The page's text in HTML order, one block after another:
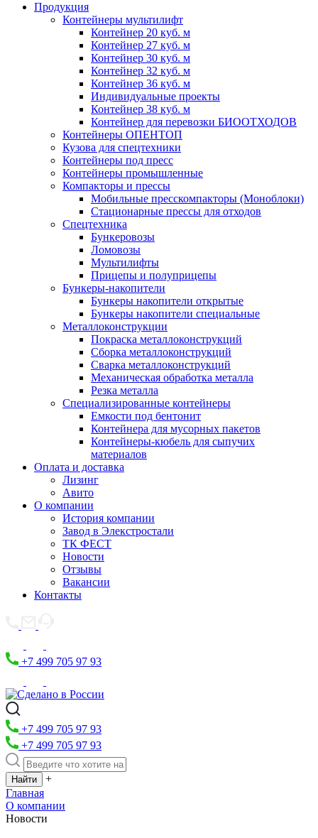
Продукция
Контейнеры мультилифт
Контейнер 20 куб. м
Контейнер 27 куб. м
Контейнер 30 куб. м
Контейнер 32 куб. м
Контейнер 36 куб. м
Индивидуальные проекты
Контейнер 38 куб. м
Контейнер для перевозки БИООТХОДОВ
Контейнеры ОПЕНТОП
Кузова для спецтехники
Контейнеры под пресс
Контейнеры промышленные
Компакторы и прессы
Мобильные пресскомпакторы (Моноблоки)
Стационарные прессы для отходов
Спецтехника
Бункеровозы
Ломовозы
Мультилифты
Прицепы и полуприцепы
Бункеры-накопители
Бункеры накопители открытые
Бункеры накопители специальные
Металлоконструкции
Покраска металлоконструкций
Сборка металлоконструкций
Сварка металлоконструкций
Механическая обработка металла
Резка металла
Специализированные контейнеры
Емкости под бентонит
Контейнера для мусорных пакетов
Контейнеры-кюбель для сыпучих
материалов
Оплата и доставка
Лизинг
Авито
О компании
История компании
Завод в Элекстростали
ТК ФЕСТ
Новости
Отзывы
Вакансии
Контакты
+7 499 705 97 93
+7 499 705 97 93
+7 499 705 97 93
+
Главная
О компании
Новости